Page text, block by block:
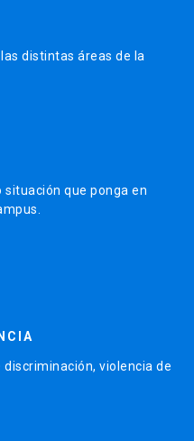
distintas áreas de la
que ponga en
violencia de